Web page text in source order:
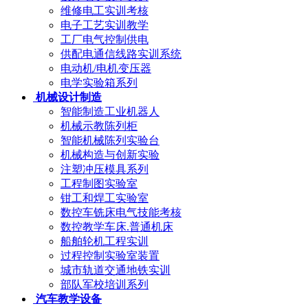
维修电工实训考核
电子工艺实训教学
工厂电气控制供电
供配电通信线路实训系统
电动机/电机变压器
电学实验箱系列
机械设计制造
智能制造工业机器人
机械示教陈列柜
智能机械陈列实验台
机械构造与创新实验
注塑冲压模具系列
工程制图实验室
钳工和焊工实验室
数控车铣床电气技能考核
数控教学车床.普通机床
船舶轮机工程实训
过程控制实验室装置
城市轨道交通地铁实训
部队军校培训系列
汽车教学设备